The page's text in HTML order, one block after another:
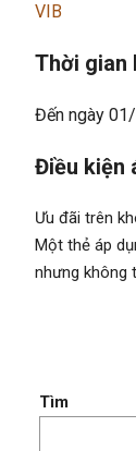
VIB
Thời gian
Đến ngày
Điều kiện
Ưu đãi trên
Một thẻ áp
nhưng không
Tìm